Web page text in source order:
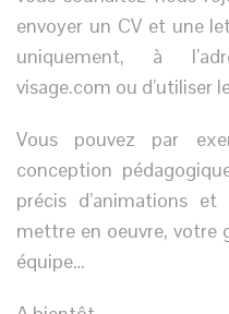
envoyer un CV et une
uniquement, à
visage.com ou d’utiliser
Vous pouvez par
conception
précis d’animations
mettre en oeuvre, votre
équipe…